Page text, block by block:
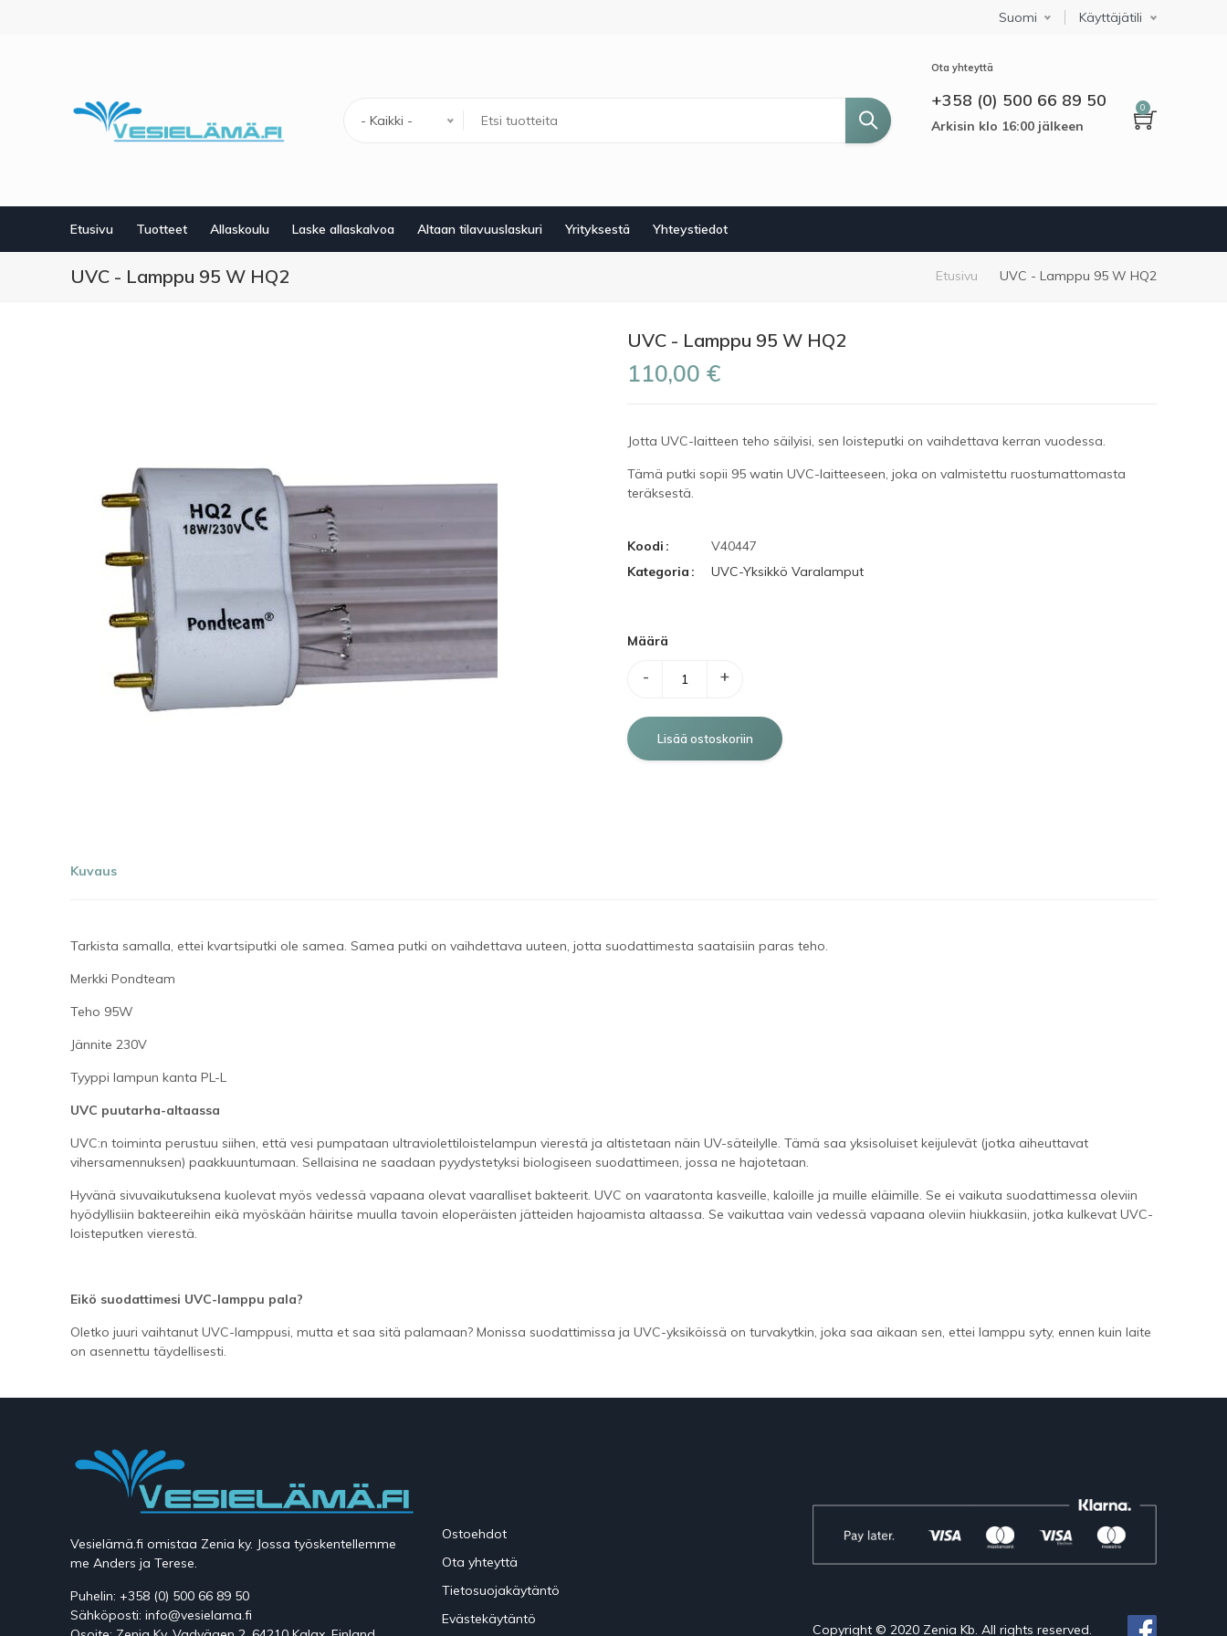
Select your language
Suomi Käyttäjätili
- Kaikki -
Ota yhteyttä
+358 (0) 500 66 89 50
Arkisin klo 16:00 jälkeen
0
Etusivu Tuotteet Allaskoulu Laske allaskalvoa Altaan tilavuuslaskuri Yrityksestä Yhteystiedot
UVC - Lamppu 95 W HQ2 Murupolku
Etusivu UVC - Lamppu 95 W HQ2
UVC - Lamppu 95 W HQ2
110,00 €
Jotta UVC-laitteen teho säilyisi, sen loisteputki on vaihdettava kerran vuodessa.
Tämä putki sopii 95 watin UVC-laitteeseen, joka on valmistettu ruostumattomasta
teräksestä.
Koodi
V40447
Kategoria
UVC-Yksikkö Varalamput
Määrä
- +
Kuvaus
Tarkista samalla, ettei kvartsiputki ole samea. Samea putki on vaihdettava uuteen, jotta suodattimesta saataisiin paras teho.
Merkki Pondteam
Teho 95W
Jännite 230V
Tyyppi lampun kanta PL-L
UVC puutarha-altaassa
UVC:n toiminta perustuu siihen, että vesi pumpataan ultraviolettiloistelampun vierestä ja altistetaan näin UV-säteilylle. Tämä saa yksisoluiset keijulevät (jotka aiheuttavat
vihersamennuksen) paakkuuntumaan. Sellaisina ne saadaan pyydystetyksi biologiseen suodattimeen, jossa ne hajotetaan.
Hyvänä sivuvaikutuksena kuolevat myös vedessä vapaana olevat vaaralliset bakteerit. UVC on vaaratonta kasveille, kaloille ja muille eläimille. Se ei vaikuta suodattimessa oleviin
hyödyllisiin bakteereihin eikä myöskään häiritse muulla tavoin eloperäisten jätteiden hajoamista altaassa. Se vaikuttaa vain vedessä vapaana oleviin hiukkasiin, jotka kulkevat UVC-
loisteputken vierestä.
Eikö suodattimesi UVC-lamppu pala?
Oletko juuri vaihtanut UVC-lamppusi, mutta et saa sitä palamaan? Monissa suodattimissa ja UVC-yksiköissä on turvakytkin, joka saa aikaan sen, ettei lamppu syty, ennen kuin laite
on asennettu täydellisesti.
Vesielämä.fi omistaa Zenia ky. Jossa työskentellemme
me Anders ja Terese.
Puhelin: +358 (0) 500 66 89 50
Sähköposti: info@vesielama.fi
Ostoehdot
Ota yhteyttä
Tietosuojakäytäntö
Evästekäytäntö
Copyright © 2020 Zenia Kb. All rights reserved.